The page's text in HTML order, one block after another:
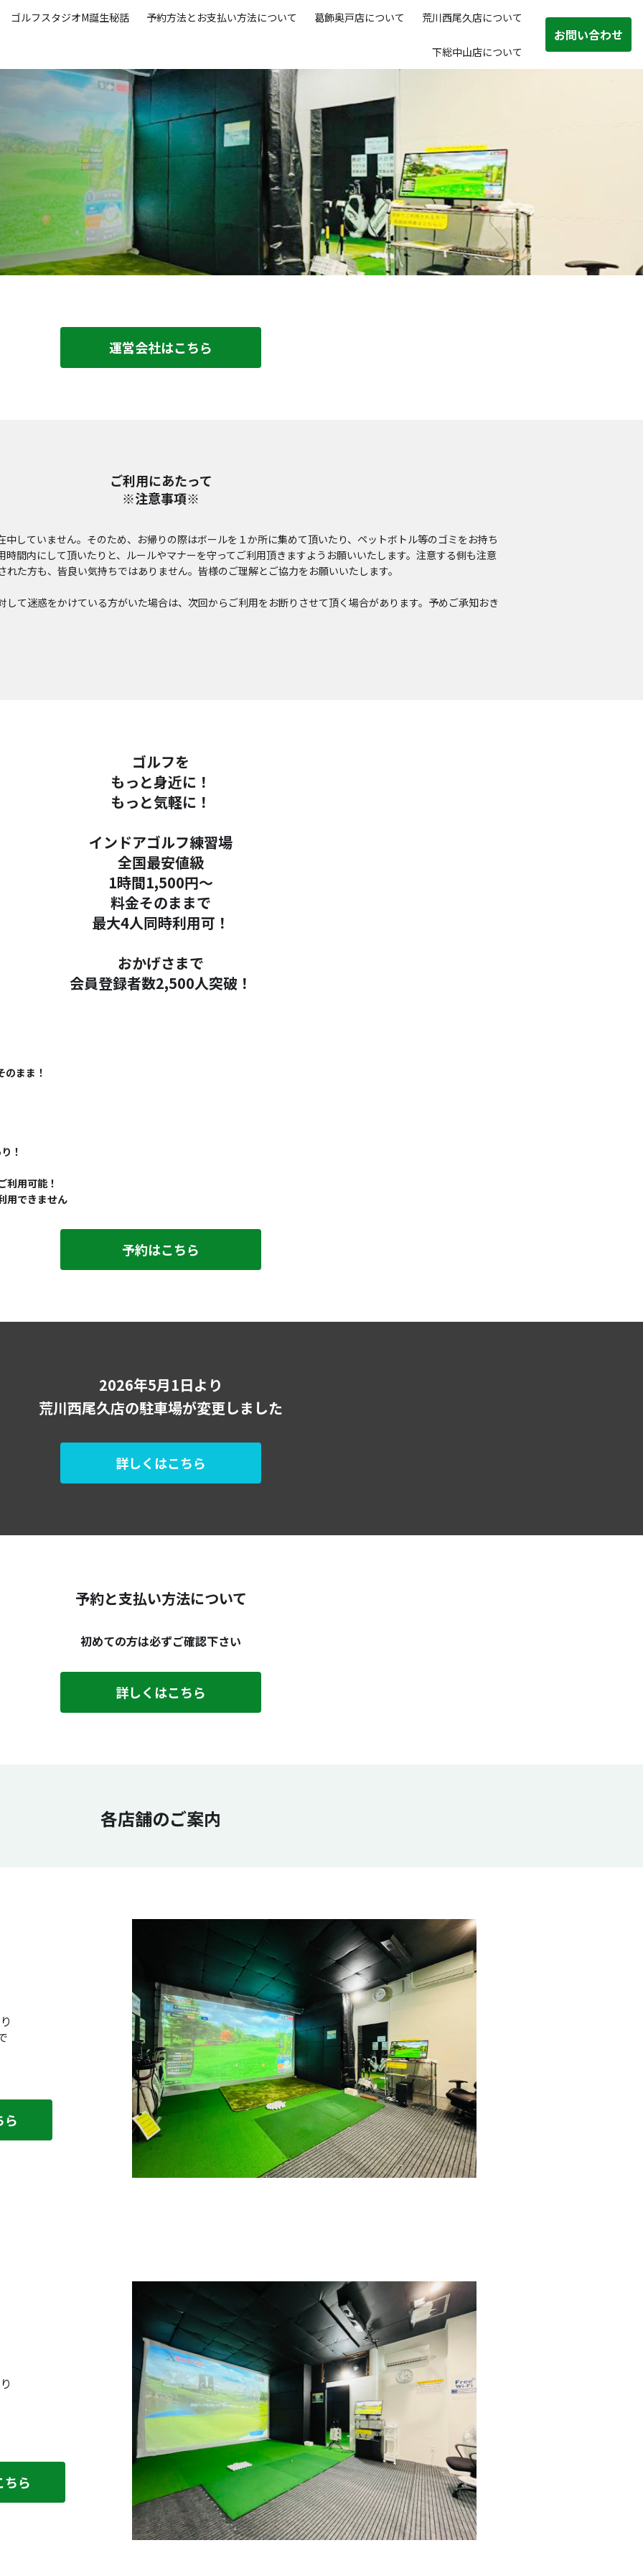
ゴルフスタジオM誕生秘話 予約方法とお支払い方法について 葛飾奥戸店について 荒川西尾久店について
下総中山店について
お問い合わせ
運営会社はこちら
ご利用にあたって
※注意事項※
していません。 そのため、お帰りの際はボールを１か所に集めて頂いたり、ペットボトル等のゴミをお持ち
間内にして頂いたりと、ルールやマナーを守ってご利用頂きますようお願いいたします。注意する側も注意
た方も、皆良い気持ちではありません。皆様のご理解とご協力をお願いいたします。
して迷惑をかけている方がいた場合は、次回からご利用をお断りさせて頂く場合があります。予めご承知おき
ゴルフを
もっと身近に！
もっと気軽に！
インドアゴルフ練習場
全国最安値級
1時間1,500円～
料金そのままで
最大4人同時利用可！
おかげさまで
会員登録者数2,500人突破！
のまま！
！
利用可能！
用できません
予約はこちら
2026年5月1日より
荒川西尾久店の駐車場が変更しました
詳しくはこちら
予約と支払い方法について
初めての方は必ずご確認下さい
詳しくはこちら
各店舗のご案内
ら
ちら